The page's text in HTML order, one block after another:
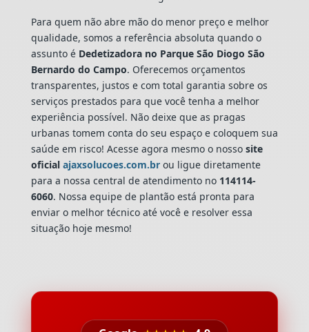
Para quem não abre mão do menor preço e melhor
qualidade, somos a referência absoluta quando o
assunto é Dedetizadora no Parque São Diogo São
Bernardo do Campo. Oferecemos orçamentos
transparentes, justos e com total garantia sobre os
serviços prestados para que você tenha a melhor
experiência possível. Não deixe que as pragas
urbanas tomem conta do seu espaço e coloquem sua
saúde em risco! Acesse agora mesmo o nossosite
oficial ajaxsolucoes.com.brou ligue diretamente
para a nossa central de atendimento no 114114-
6060. Nossa equipe de plantão está pronta para
enviar o melhor técnico até você e resolver essa
situação hoje mesmo!